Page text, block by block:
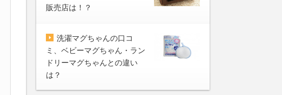
販売店は！？
洗濯マグちゃんの口コ
ミ、ベビーマグちゃん・ラン
ドリーマグちゃんとの違い
は？